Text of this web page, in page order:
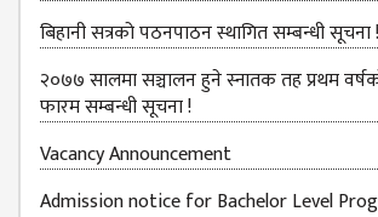
ACADEMIC
CALENDAR
CAREERS
COUNSELING
INTERNSHIP
बिहानी सत्रको पठनपाठन स्थागित सम्बन्धी सूचना !
२०७७ सालमा सञ्चालन हुने स्नातक तह प्रथम
फारम सम्बन्धी सूचना !
Vacancy Announcement
Admission notice for Bachelor Level